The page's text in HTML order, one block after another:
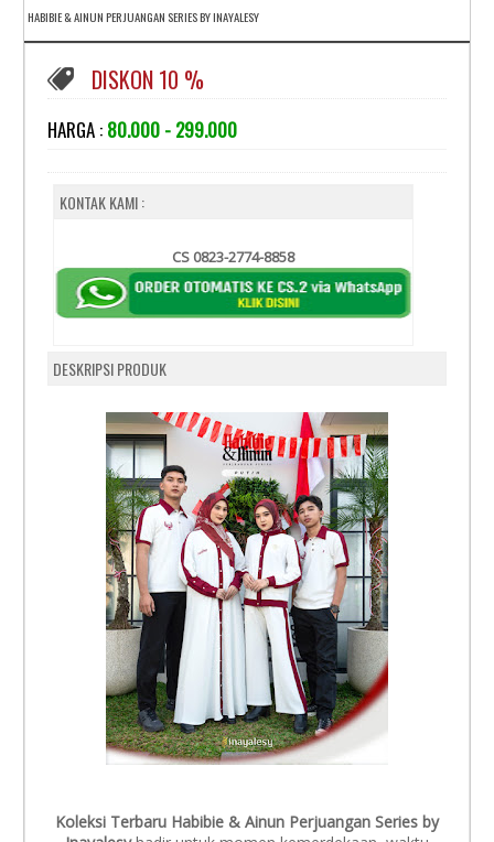
HABIBIE & AINUN PERJUANGAN SERIES BY INAYALESY
DISKON 10 %
HARGA : 80.000 - 299.000
KONTAK KAMI :
CS 0823-2774-8858
DESKRIPSI PRODUK
Koleksi Terbaru Habibie & Ainun Perjuangan Series by